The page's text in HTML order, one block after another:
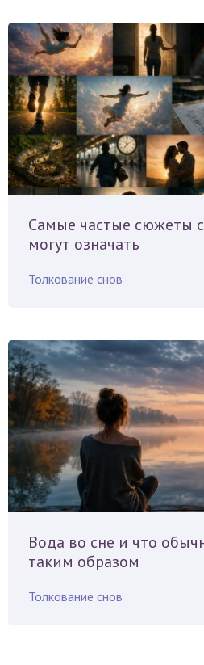
Самые частые сюжеты
могут означать
Толкование снов
Вода во сне и что
таким образом
Толкование снов